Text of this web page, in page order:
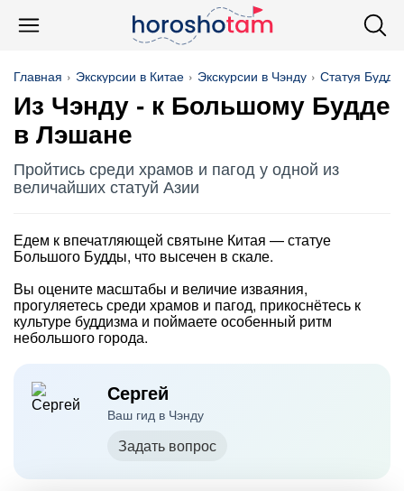
Главная Экскурсии в Китае Экскурсии в Чэнду Статуя
Из Чэнду - к Большому Будде
в Лэшане
Пройтись среди храмов и пагод у одной из
величайших статуй Азии
Едем к впечатляющей святыне Китая — статуе
Большого Будды, что высечен в скале.
Вы оцените масштабы и величие изваяния,
прогуляетесь среди храмов и пагод, прикоснётесь к
культуре буддизма и поймаете особенный ритм
небольшого города.
Сергей
Ваш гид в Чэнду
Задать вопрос